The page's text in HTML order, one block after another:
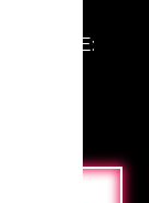
DIREKTE: